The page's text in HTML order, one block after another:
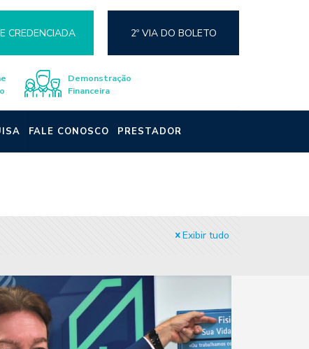
CREDENCIADA 2º VIA DO BOLETO
Demonstração
Financeira
FALE CONOSCO PRESTADOR
Exibir tudo